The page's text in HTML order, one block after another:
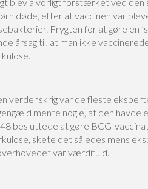
døde, efter at vaccinen var
Frygten for at gøre en
årsag til, at man ikke
verdenskrig var de fleste
mente nogle, at den
besluttede at gøre BCG-
skete det således mens
var værdifuld.